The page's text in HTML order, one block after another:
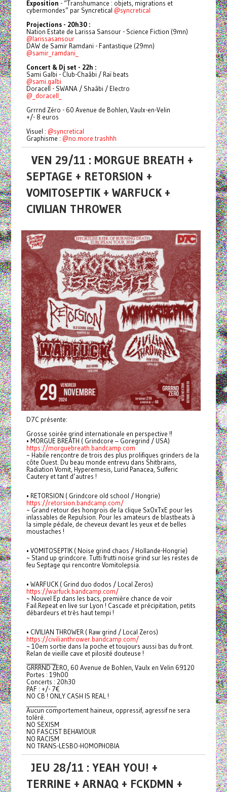
Exposition - “Transhumance : objets, migrations et
cybermondes” par Syncretical @syncretical
Projections - 20h30 :
Nation Estate de Larissa Sansour - Science Fiction (9mn)
@larissasansour
DAW de Samir Ramdani - Fantastique (29mn)
@samir_ramdani_
Concert & Dj set - 22h :
Sami Galbi - Club-Chaâbi / Raï beats
@sami.galbi
Doracell - SWANA / Shaâbi / Electro
@_doracell_
Grrrnd Zéro - 60 Avenue de Bohlen, Vaulx-en-Velin
+/- 8 euros
Visuel : @syncretical
Graphisme : @no.more.trashhh
VEN 29/11 : MORGUE BREATH +
SEPTAGE + RETORSION +
VOMITOSEPTIK + WARFUCK +
CIVILIAN THROWER
D7C présente:
Grosse soirée grind internationale en perspective !!
• MORGUE BREATH ( Grindcore – Goregrind / USA)
https://morguebreath.bandcamp.com
~ Habile rencontre de trois des plus prolifiques grinders de la
côte Ouest. Du beau monde entrevu dans Shitbrains,
Radiation Vomit, Hyperemesis, Lurid Panacea, Sulferic
Cautery et tant d’autres !
• RETORSION ( Grindcore old school / Hongrie)
https://retorsion.bandcamp.com/
~ Grand retour des hongrois de la clique SxOxTxE pour les
inlassables de Repulsion. Pour les amateurs de blastbeats à
la simple pédale, de cheveux devant les yeux et de belles
moustaches !
• VOMITOSEPTIK ( Noise grind chaos / Hollande-Hongrie)
~ Stand up grindcore. Tutti frutti noise grind sur les restes de
feu Septage qui rencontre Vomitolepsia.
• WARFUCK ( Grind duo dodos / Local Zeros)
https://warfuck.bandcamp.com/
~ Nouvel Ep dans les bacs, première chance de voir
Fail.Repeat en live sur Lyon ! Cascade et précipitation, petits
débardeurs et très haut tempi !
• CIVILIAN THROWER ( Raw grind / Local Zeros)
https://civilianthrower.bandcamp.com/
~ 10em sortie dans la poche et toujours aussi bas du front.
Relan de vieille cave et pilosité douteuse !
GRRRND ZERO, 60 Avenue de Bohlen, Vaulx en Velin 69120
Portes : 19h00
Concerts : 20h30
PAF : +/- 7€
NO CB ! ONLY CASH IS REAL !
Aucun comportement haineux, oppressif, agressif ne sera
toléré.
NO SEXISM
NO FASCIST BEHAVIOUR
NO RACISM
NO TRANS-LESBO-HOMOPHOBIA
JEU 28/11 : YEAH YOU! +
TERRINE + ARNAQ + FCKDMN +